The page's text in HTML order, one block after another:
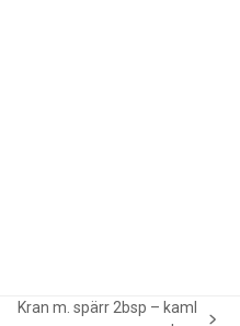
Kran m. spärr 2bsp – kaml